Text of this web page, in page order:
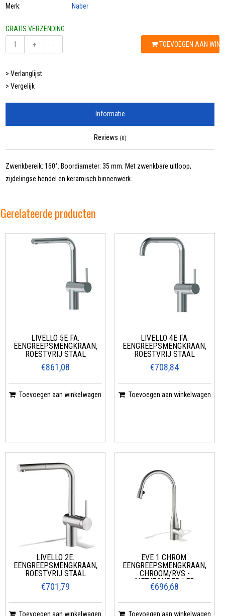
Merk:
Naber
GRATIS VERZENDING
+
- TOEVOEGEN AAN
> Verlanglijst
> Vergelijk
Informatie
Reviews (0)
Zwenkbereik: 160°. Boordiameter: 35 mm. Met zwenkbare uitloop,
zijdelingse hendel en keramisch binnenwerk.
Gerelateerde producten
LIVELLO 5E FA.
EENGREEPSMENGKRAAN,
ROESTVRIJ STAAL
€861,08
Toevoegen aan winkelwagen
LIVELLO 4E FA.
EENGREEPSMENGKRAAN,
ROESTVRIJ STAAL
€708,84
Toevoegen aan winkelwagen
LIVELLO 2E.
EENGREEPSMENGKRAAN,
ROESTVRIJ STAAL
€701,79
Toevoegen aan winkelwagen
EVE 1 CHROM.
EENGREEPSMENGKRAAN,
CHROOM/RVS -
MET/ZONDER LED
€696,68
Toevoegen aan winkelwagen